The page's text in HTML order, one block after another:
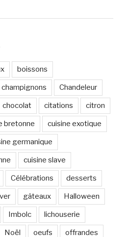
boissons
champignons Chandeleur
chocolat citations citron
bretonne cuisine exotique
germanique
cuisine slave
Célébrations desserts
gâteaux Halloween
Imbolc lichouserie
Noël oeufs offrandes